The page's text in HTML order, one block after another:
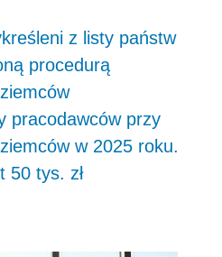
z listy państw
procedurą
pracodawców przy
w 2025 roku.
50 tys. zł